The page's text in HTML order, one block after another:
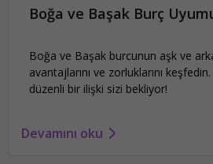
Boğa ve Başak Burç
Boğa ve Başak burcunun aşk ve
avantajlarını ve zorluklarını
düzenli bir ilişki sizi bekliyor!
Devamını oku